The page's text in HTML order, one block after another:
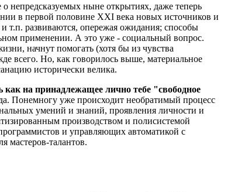
непредсказуемых ныне открытиях, даже теперь
в первой половине XXI века новых источников и
т.п. развиваются, опережая ожидания; способы
применении. А это уже - социальный вопрос.
начнут помогать (хотя бы из чувства
всего. Но, как говорилось выше, материальное
исторически велика.
как на принадлежащее лично тебе "свободное
Понемногу уже происходит необратимый процесс
умений и знаний, проявления личности и
производством и полисистемой
и управляющих автоматикой с
мастеров-талантов.